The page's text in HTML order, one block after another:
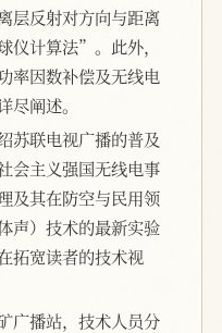
层反射对方向与距离
仪计算法”。此外，
率因数补偿及无线电
阐述。
苏联电视广播的普及
会主义强国无线电事
及其在防空与民用领
体声）技术的最新实验
拓宽读者的技术视
广播站，技术人员分